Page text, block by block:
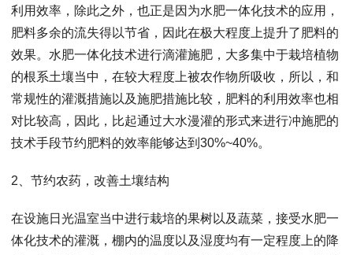
利用效率，除此之外，也正是因为水肥一体化技术的应用，
肥料多余的流失得以节省，因此在极大程度上提升了肥料的
效果。水肥一体化技术进行滴灌施肥，大多集中于栽培植物
的根系土壤当中，在较大程度上被农作物所吸收，所以，和
常规性的灌溉措施以及施肥措施比较，肥料的利用效率也相
对比较高，因此，比起通过大水漫灌的形式来进行冲施肥的
技术手段节约肥料的效率能够达到30%~40%。
2、节约农药，改善土壤结构
在设施日光温室当中进行栽培的果树以及蔬菜，接受水肥一
体化技术的灌溉，棚内的温度以及湿度均有一定程度上的降